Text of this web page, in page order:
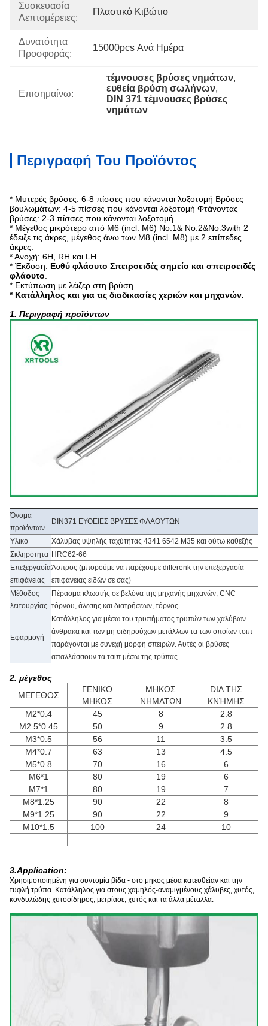
Συσκευασία
Λεπτομέρειες:
Πλαστικό Κιβώτιο
Δυνατότητα
Προσφοράς:
15000pcs Ανά Ημέρα
Επισημαίνω:
τέμνουσες βρύσες νημάτων,
ευθεία βρύση σωλήνων,
DIN 371 τέμνουσες βρύσες
νημάτων
Περιγραφή Του Προϊόντος
* Μυτερές βρύσες: 6-8 πίσσες που κάνονται λοξοτομή Βρύσες
βουλωμάτων: 4-5 πίσσες που κάνονται λοξοτομή Φτάνοντας
βρύσες: 2-3 πίσσες που κάνονται λοξοτομή
* Μέγεθος μικρότερο από M6 (incl. M6) No.1& No.2&No.3with 2
έδειξε τις άκρες, μέγεθος άνω των M8 (incl. M8) με 2 επίπεδες
άκρες.
* Ανοχή: 6H, RH και LH.
* Έκδοση: Ευθύ φλάουτο Σπειροειδές σημείο και σπειροειδές
φλάουτο
* Εκτύπωση με λέιζερ στη βρύση.
* Κατάλληλος και για τις διαδικασίες χεριών και μηχανών.
1. Περιγραφή προϊόντων
Όνομα
προϊόντων
DIN371 ΕΥΘΕΙΕΣ ΒΡΥΣΕΣ ΦΛΑΟΥΤΩΝ
Υλικό
Χάλυβας υψηλής ταχύτητας 4341 6542 M35 και ούτω καθεξής
Σκληρότητα HRC62-66
Επεξεργασία
επιφάνειας
Άσπρος (μπορούμε να παρέχουμε differenk την επεξεργασία
επιφάνειας ειδών σε σας)
Μέθοδος
λειτουργίας
Πέρασμα κλωστής σε βελόνα της μηχανής μηχανών, CNC
τόρνου, άλεσης και διατρήσεων, τόρνος
Εφαρμογή
Κατάλληλος για μέσω του τρυπήματος τρυπών των χαλύβων
άνθρακα και των μη σιδηρούχων μετάλλων τα των οποίων τσιπ
παράγονται με συνεχή μορφή σπειρών. Αυτές οι βρύσες
απαλλάσσουν τα τσιπ μέσω της τρύπας.
2. μέγεθος
ΜΕΓΕΘΟΣ
ΓΕΝΙΚΟ
ΜΗΚΟΣ
ΜΗΚΟΣ
ΝΗΜΑΤΩΝ
DIA ΤΗΣ
ΚΝΉΜΗΣ
M2*0.4
45 8
2.8
M2.5*0.45
50 9
2.8
M3*0.5
56 11
3.5
M4*0.7
63 13
4.5
M5*0.8
70 16
6
M6*1
80 19
6
M7*1
80 19
7
M8*1.25
90 22
8
M9*1.25
90 22
9
M10*1.5
100 24 10
3.Application:
Χρησιμοποιημένη για συντομία βίδα - στο μήκος μέσα κατευθείαν και την
τυφλή τρύπα. Κατάλληλος για στους χαμηλός-αναμιγμένους χάλυβες, χυτός,
κονδυλώδης χυτοσίδηρος, μετρίασε, χυτός και τα άλλα μέταλλα.